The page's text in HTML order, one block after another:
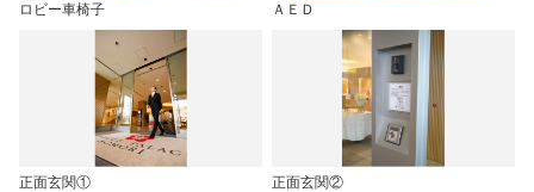
ロビー車椅子 ＡＥＤ
正面玄関① 正面玄関②